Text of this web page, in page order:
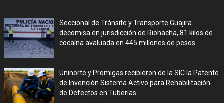
Seccional de Tránsito y Transporte Guajira
decomisa en jurisdicción de Riohacha, 81 kilos de
cocaína avaluada en 445 millones de pesos
Uninorte y Promigas recibieron de la SIC la Patente
de Invención Sistema Activo para Rehabilitación
de Defectos en Tuberías